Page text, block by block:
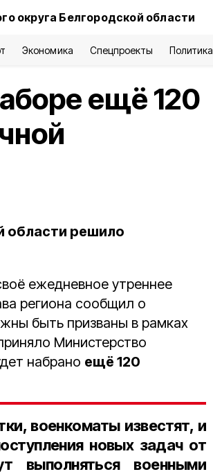
округа Белгородской области
Экономика Спецпроекты Политика
ещё 120
области решило
ежедневное утреннее
региона сообщил о
быть призваны в рамках
Министерство
набрано ещё 120
военкоматы известят, и
новых задач от
выполняться военными